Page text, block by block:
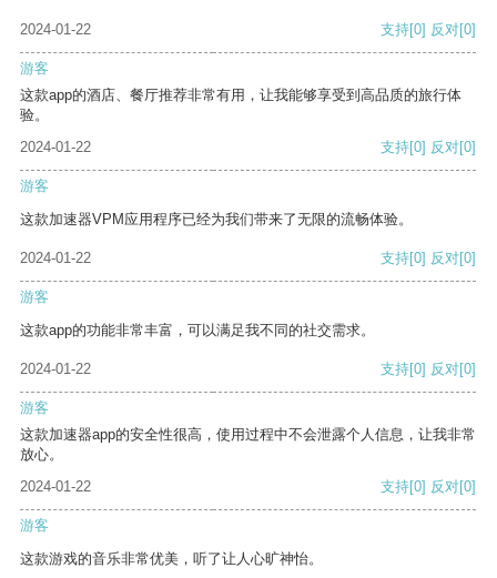
2024-01-22 支持[0] 反对[0]
游客
这款app的酒店、餐厅推荐非常有用，让我能够享受到高品质的旅行体
验。
2024-01-22
支持[0] 反对[0]
游客
这款加速器VPM应用程序已经为我们带来了无限的流畅体验。
2024-01-22 支持[0] 反对[0]
游客
这款app的功能非常丰富，可以满足我不同的社交需求。
2024-01-22 支持[0] 反对[0]
游客
这款加速器app的安全性很高，使用过程中不会泄露个人信息，让我非常
放心。
2024-01-22
支持[0] 反对[0]
游客
这款游戏的音乐非常优美，听了让人心旷神怡。